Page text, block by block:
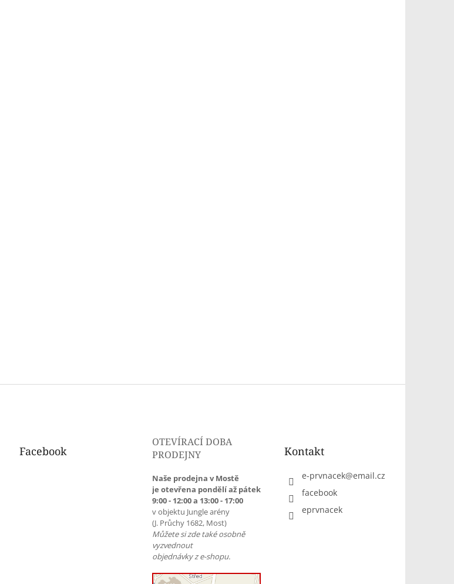
Facebook
OTEVÍRACÍ DOBA
PRODEJNY
Naše prodejna v Mostě
je otevřena pondělí až pátek
9:00 - 12:00 a 13:00 - 17:00
v objektu Jungle arény
(J. Průchy 1682, Most)
Můžete si zde také osobně
vyzvednout
objednávky z e-shopu.
Kontakt
e-prvnacek@email.cz
facebook
eprvnacek